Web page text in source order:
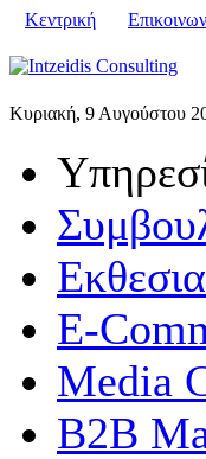
Κεντρική
Κυριακή, 9 Αυγούστου
E-
Media
B2B